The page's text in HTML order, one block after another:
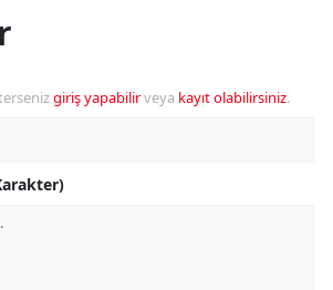
giriş yapabilirveya kayıt olabilirsiniz.